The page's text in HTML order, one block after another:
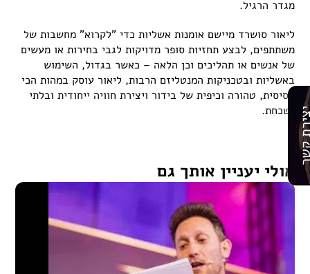
מגדר הרגיל.
ליאור סושרד מיישם אומנות אשליות כדי "לקרוא" מחשבות של
משתתפים, לבצע תחזיות סופר מדויקות לגבי בחירות או מעשים
של אנשים או תהליכים וכן הלאה – כאשר בגדול, השימוש
באשליות ובטכניקות המנטליזם הרבות, ליאור עוסק במהות הכי
בסיסית, טהורה וכיפית של בידור ויצירת חוויה ייחודית ובלתי
נשכחת.
אולי יעניין אותך גם
קשר